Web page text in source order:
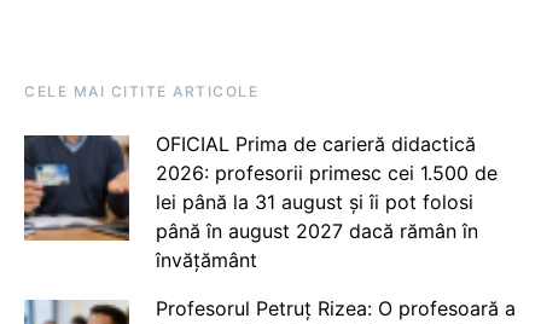
CELE MAI CITITE ARTICOLE
OFICIAL Prima de carieră didactică
2026: profesorii primesc cei 1.500 de
lei până la 31 august și îi pot folosi
până în august 2027 dacă rămân în
învățământ
Profesorul Petruț Rizea: O profesoară a